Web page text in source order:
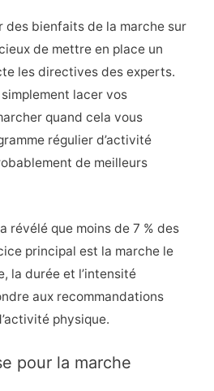
des bienfaits de la marche sur
de mettre en place un
les directives des experts.
lacer vos
quand cela vous
régulier d’activité
de meilleurs
révélé que moins de 7 % des
principal est la marche le
la durée et l’intensité
aux recommandations
physique.
pour la marche